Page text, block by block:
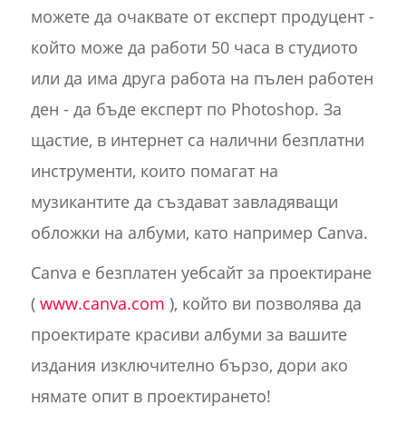
можете да очаквате от експерт продуцент -
който може да работи 50 часа в студиото
или да има друга работа на пълен работен
ден - да бъде експерт по Photoshop. За
щастие, в интернет са налични безплатни
инструменти, които помагат на
музикантите да създават завладяващи
обложки на албуми, като например Canva.
Canva е безплатен уебсайт за проектиране
( www.canva.com ), който ви позволява да
проектирате красиви албуми за вашите
издания изключително бързо, дори ако
нямате опит в проектирането!